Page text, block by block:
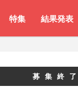
特集 結果発表
募集終了